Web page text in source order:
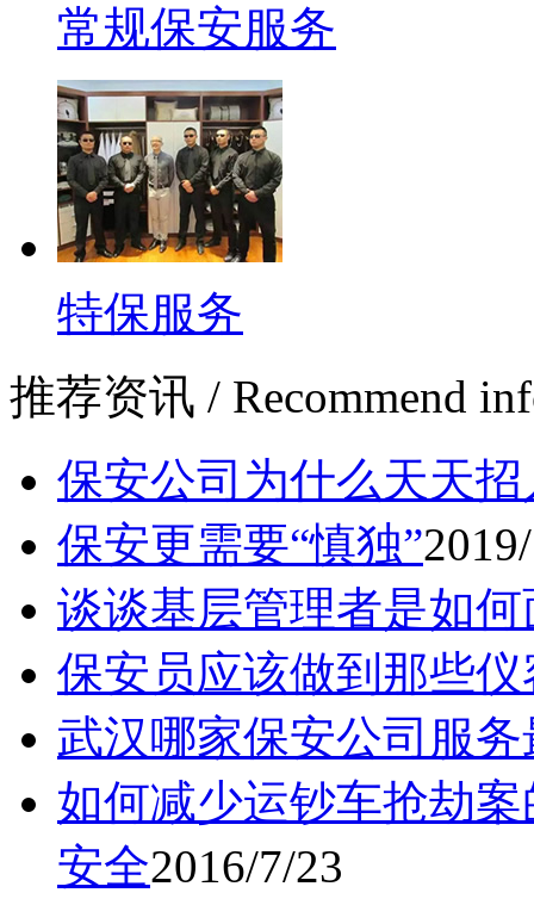
常规保安服务
特保服务
推荐资讯 / Recommend
保安公司为什么天天招
保安更需要“慎独”
谈谈基层管理者是如
保安员应该做到那些
武汉哪家保安公司服务
如何减少运钞车抢劫
安全2016/7/23